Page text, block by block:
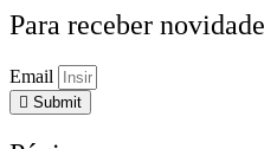
Para receber
Email
Submit